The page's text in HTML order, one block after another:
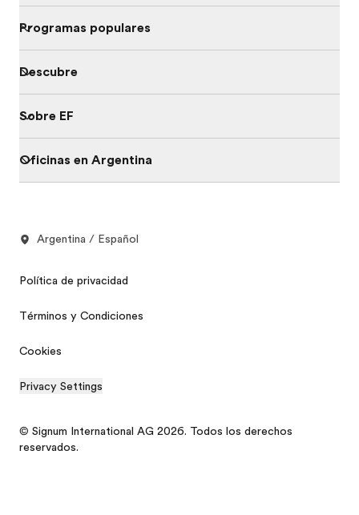
Programas populares
Descubre
Sobre EF
Oficinas en Argentina
Argentina / Español
Política de privacidad
Términos y Condiciones
Cookies
Privacy Settings
© Signum International AG 2026. Todos los derechos
reservados.